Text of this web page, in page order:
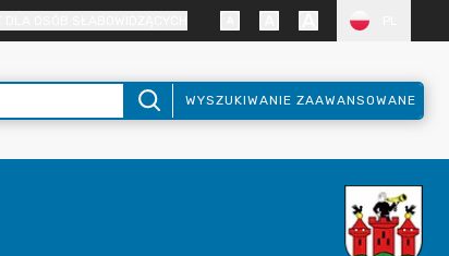
WYSZUKIWANIE ZAAWANSOWANE